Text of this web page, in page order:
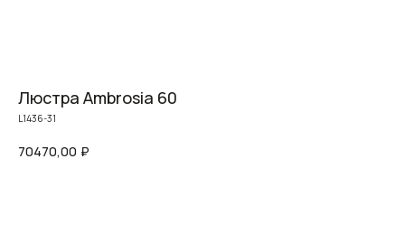
Люстра Ambrosia 60
L1436-31
70470,00 ₽